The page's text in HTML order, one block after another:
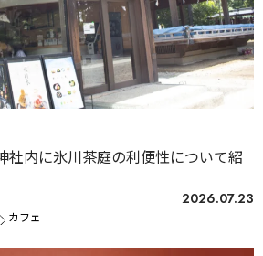
内に氷川茶庭の利便性について紹
2026.07.23
カフェ